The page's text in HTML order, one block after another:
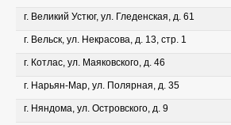
г. Великий Устюг, ул. Гледенская, д. 61
г. Вельск, ул. Некрасова, д. 13, стр. 1
г. Котлас, ул. Маяковского, д. 46
г. Нарьян-Мар, ул. Полярная, д. 35
г. Няндома, ул. Островского, д. 9